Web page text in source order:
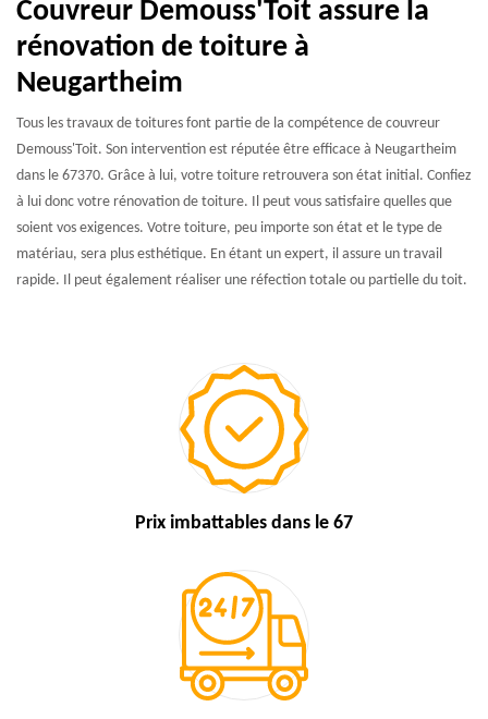
Couvreur Demouss'Toit assure la
rénovation de toiture à
Neugartheim
Tous les travaux de toitures font partie de la compétence de couvreur
Demouss'Toit. Son intervention est réputée être efficace à Neugartheim
dans le 67370. Grâce à lui, votre toiture retrouvera son état initial. Confiez
à lui donc votre rénovation de toiture. Il peut vous satisfaire quelles que
soient vos exigences. Votre toiture, peu importe son état et le type de
matériau, sera plus esthétique. En étant un expert, il assure un travail
rapide. Il peut également réaliser une réfection totale ou partielle du toit.
Prix imbattables dans le 67